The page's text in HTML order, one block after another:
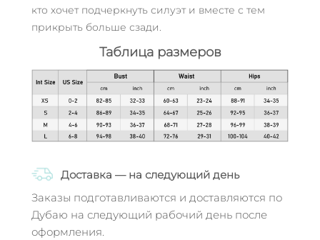
кто хочет подчеркнуть силуэт и вместе с тем
прикрыть больше сзади.
Таблица размеров
Доставка — на следующий день
Заказы подготавливаются и доставляются по
Дубаю на следующий рабочий день после
оформления.